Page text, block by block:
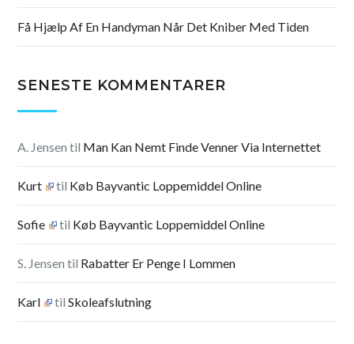
Få Hjælp Af En Handyman Når Det Kniber Med Tiden
SENESTE KOMMENTARER
A. Jensen til Man Kan Nemt Finde Venner Via Internettet
Kurt til Køb Bayvantic Loppemiddel Online
Sofie til Køb Bayvantic Loppemiddel Online
S. Jensen til Rabatter Er Penge I Lommen
Karl tilSkoleafslutning